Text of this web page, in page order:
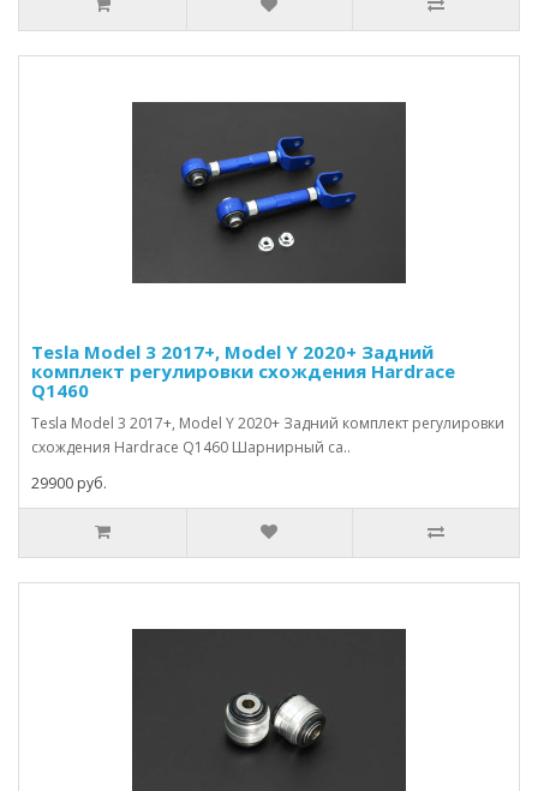
Tesla Model 3 2017+, Model Y 2020+ Задний
комплект регулировки схождения Hardrace
Q1460
Tesla Model 3 2017+, Model Y 2020+ Задний комплект регулировки
схождения Hardrace Q1460 Шарнирный са..
29900 руб.